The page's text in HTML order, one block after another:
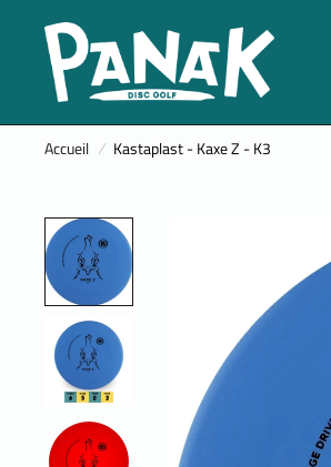
Accueil / Kastaplast - Kaxe Z - K3